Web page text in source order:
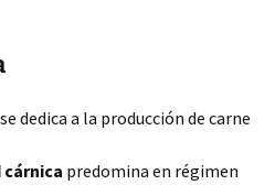
dedica a la producción de carne
predomina en régimen